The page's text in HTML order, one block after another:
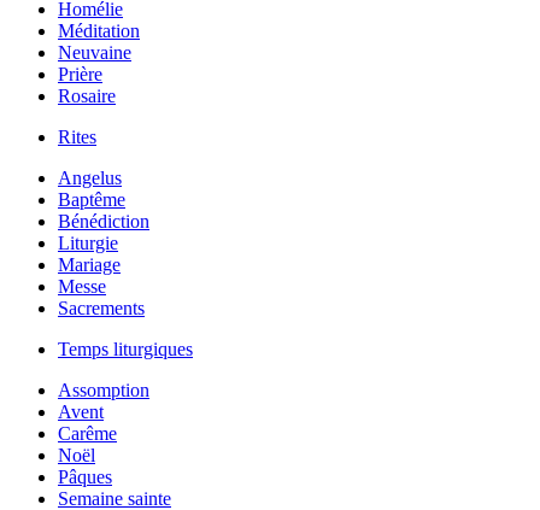
Homélie
Méditation
Neuvaine
Prière
Rosaire
Rites
Angelus
Baptême
Bénédiction
Liturgie
Mariage
Messe
Sacrements
Temps liturgiques
Assomption
Avent
Carême
Noël
Pâques
Semaine sainte